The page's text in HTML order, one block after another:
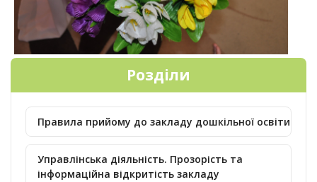
Розділи
Правила прийому до закладу дошкільної освіти
Управлінська діяльність. Прозорість та
інформаційна відкритість закладу